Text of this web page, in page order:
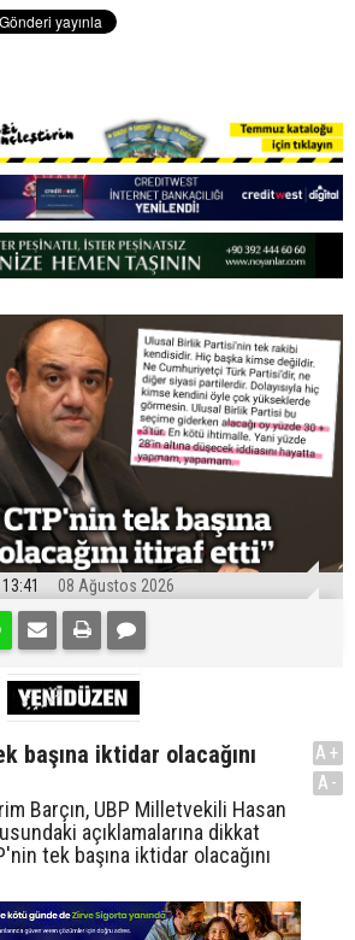
13:41 08 Ağustos 2026
başına iktidar olacağını
Barçın, UBP Milletvekili Hasan
açıklamalarına dikkat
tek başına iktidar olacağını
A+
A-